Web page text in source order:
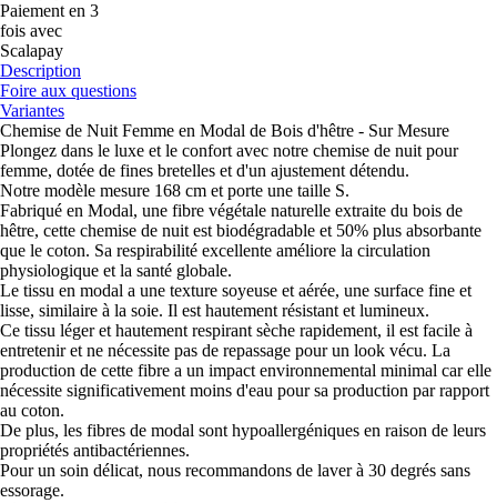
Paiement en 3
fois avec
Scalapay
Description
Foire aux questions
Variantes
Chemise de Nuit Femme en Modal de Bois d'hêtre - Sur Mesure
Plongez dans le luxe et le confort avec notre chemise de nuit pour
femme, dotée de fines bretelles et d'un ajustement détendu.
Notre modèle mesure 168 cm et porte une taille S.
Fabriqué en Modal, une fibre végétale naturelle extraite du bois de
hêtre, cette chemise de nuit est biodégradable et 50% plus absorbante
que le coton. Sa respirabilité excellente améliore la circulation
physiologique et la santé globale.
Le tissu en modal a une texture soyeuse et aérée, une surface fine et
lisse, similaire à la soie. Il est hautement résistant et lumineux.
Ce tissu léger et hautement respirant sèche rapidement, il est facile à
entretenir et ne nécessite pas de repassage pour un look vécu. La
production de cette fibre a un impact environnemental minimal car elle
nécessite significativement moins d'eau pour sa production par rapport
au coton.
De plus, les fibres de modal sont hypoallergéniques en raison de leurs
propriétés antibactériennes.
Pour un soin délicat, nous recommandons de laver à 30 degrés sans
essorage.